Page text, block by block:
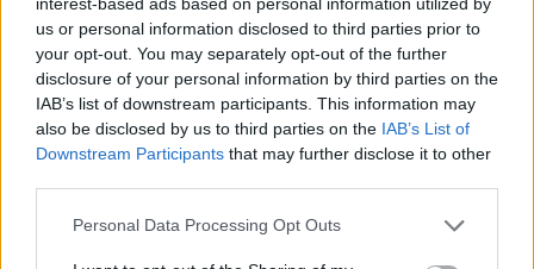
us or personal information disclosed to third parties prior to
your opt-out. You may separately opt-out of the further
disclosure of your personal information by third parties on the
IAB’s list of downstream participants. This information may
also be disclosed by us to third parties on the IAB’s List of
Downstream Participants that may further disclose it to other
Personal Data Processing Opt Outs
kriautė buvo dar įrengiama ir ant namo
aukšto tarp lubų ir stogo, Aukštaitijoje ir
Dzūkijoje kriautę įrengdavo kamarose: prie
lubų pririšdavo lazdas, ant kurių kabindavo
rūkytus, sūdytus ar vytintus mėsos gaminius,
o apačioje pakabindavo iš pagalių padarytą